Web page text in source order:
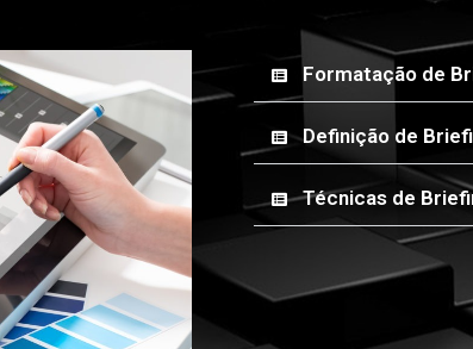
Formatação de
Definição de
Técnicas de